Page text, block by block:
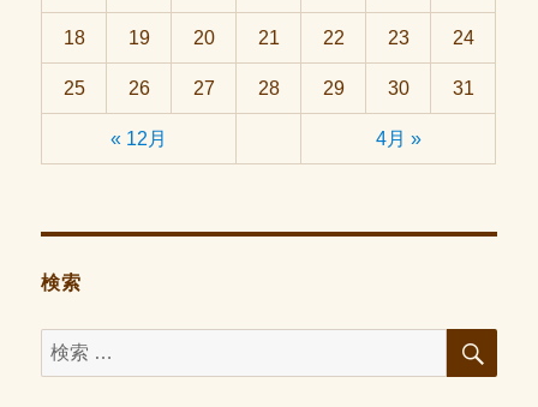
« 12月 4月 »
18 19 20 21 22 23 24
25 26 27 28 29 30 31
検索
検
索
検